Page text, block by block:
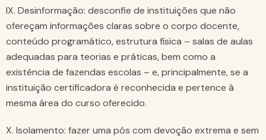
IX. Desinformação: desconfie de instituições que não
ofereçam informações claras sobre o corpo docente,
conteúdo programático, estrutura física – salas de aulas
adequadas para teorias e práticas, bem como a
existência de fazendas escolas – e, principalmente, se a
instituição certificadora é reconhecida e pertence à
mesma área do curso oferecido.
X. Isolamento: fazer uma pós com devoção extrema e sem